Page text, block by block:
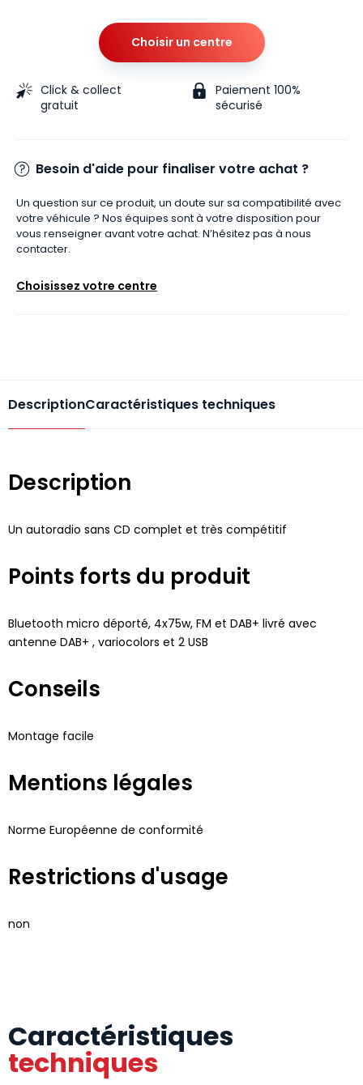
Choisir un centre
Click & collect
gratuit
Paiement 100%
sécurisé
Besoin d'aide pour finaliser votre achat ?
Un question sur ce produit, un doute sur sa compatibilité avec
votre véhicule ? Nos équipes sont à votre disposition pour
vous renseigner avant votre achat. N’hésitez pas à nous
contacter.
Choisissez votre centre
DescriptionCaractéristiques techniques
Description
Un autoradio sans CD complet et très compétitif
Points forts du produit
Bluetooth micro déporté, 4x75w, FM et DAB+ livré avec
antenne DAB+ , variocolors et 2 USB
Conseils
Montage facile
Mentions légales
Norme Européenne de conformité
Restrictions d'usage
non
Caractéristiques
techniques